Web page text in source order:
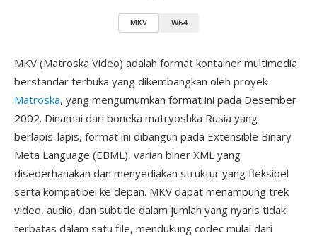
MKV W64
MKV (Matroska Video) adalah format kontainer multimedia
berstandar terbuka yang dikembangkan oleh proyek
Matroska, yang mengumumkan format ini pada Desember
2002. Dinamai dari boneka matryoshka Rusia yang
berlapis-lapis, format ini dibangun pada Extensible Binary
Meta Language (EBML), varian biner XML yang
disederhanakan dan menyediakan struktur yang fleksibel
serta kompatibel ke depan. MKV dapat menampung trek
video, audio, dan subtitle dalam jumlah yang nyaris tidak
terbatas dalam satu file, mendukung codec mulai dari